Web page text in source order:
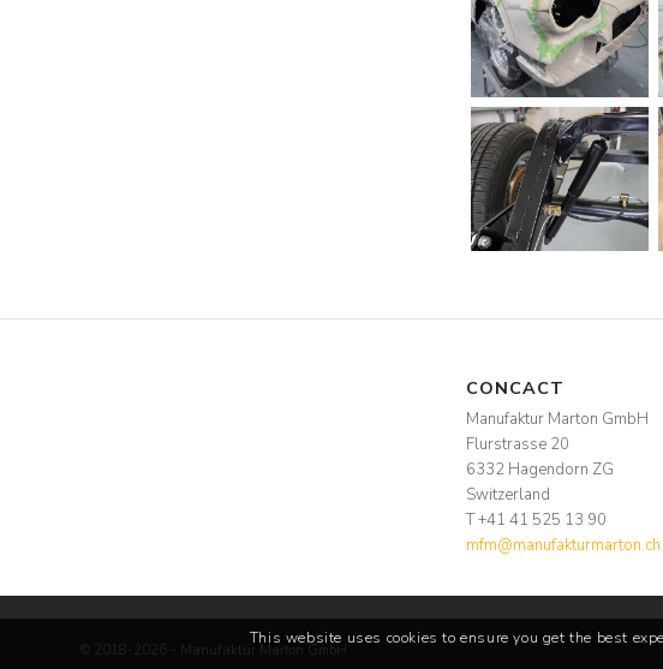
CONCACT
Manufaktur Marton GmbH
Flurstrasse 20
6332 Hagendorn ZG
Switzerland
T +41 41 525 13 90
mfm@manufakturmarton.ch
© 2018-2026 - Manufaktur Marton GmbH
This website uses cookies to ensure you get the best